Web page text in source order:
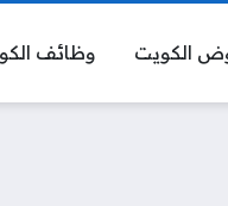
الكويت وظائف